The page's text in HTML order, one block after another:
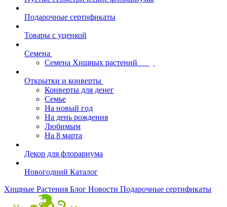
Подарочные сертификаты
Товары с уценкой
Семена
Семена Хищных растений
Открытки и конверты
Конверты для денег
Семье
На новый год
На день рождения
Любимым
На 8 марта
Декор для флорариума
Новогодний Каталог
Хищные Растения Блог Новости Подарочные сертификаты